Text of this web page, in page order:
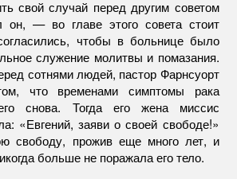
свой случай перед другим советом
он, — во главе этого совета стоит
чтобы в больнице было
служение молитвы и помазания.
сотнями людей, пастор Фарнсуорт
что временами симптомы рака
снова. Тогда его жена миссис
«Евгений, заяви о своей свободе!»
свободу, прожив еще много лет, и
больше не поражала его тело.